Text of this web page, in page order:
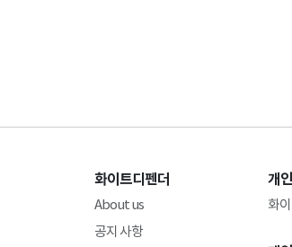
화이트디펜더
About us
공지 사항
개
화